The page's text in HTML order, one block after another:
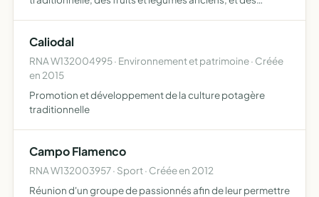
Caliodal
RNA W132004995 · Environnement et patrimoine · Créée
en 2015
Promotion et développement de la culture potagère
traditionnelle
Campo Flamenco
RNA W132003957 · Sport · Créée en 2012
Réunion d'un groupe de passionnés afin de leur permettre